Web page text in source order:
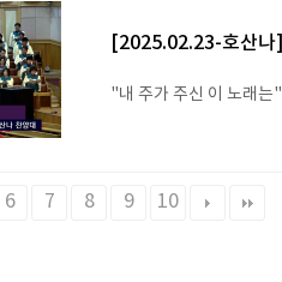
[2025.02.23-호산나]
"내 주가 주신 이 노래는"
6 7 8 9 10